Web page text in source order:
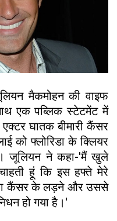
मैकमोहन की वाइफ
एक पब्लिक स्टेटमेंट में
घातक बीमारी कैंसर
को फ्लोरिडा के क्लियर
जूलियन ने कहा-'मैं खुले
हूं कि इस हफ्ते मेरे
कैंसर के लड़ने और उससे
हो गया है।'